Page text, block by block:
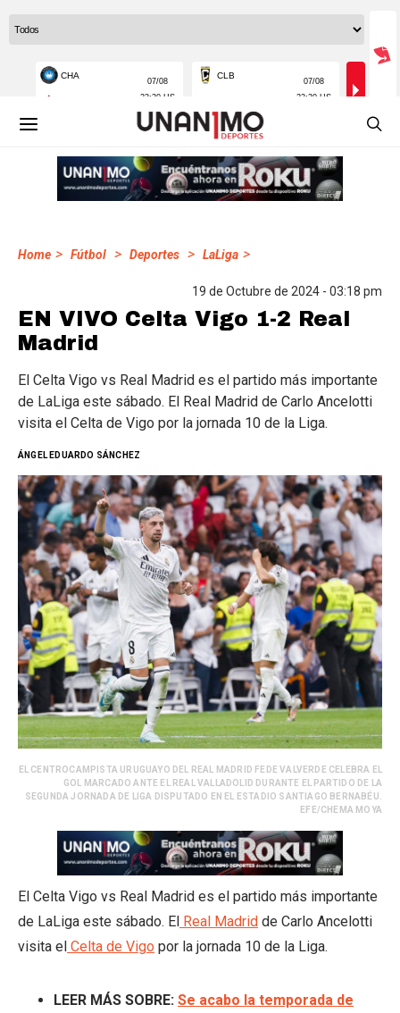
Home > Fútbol > Deportes > LaLiga >
19 de Octubre de 2024 - 03:18 pm
EN VIVO Celta Vigo 1-2 Real
Madrid
El Celta Vigo vs Real Madrid es el partido más importante
de LaLiga este sábado. El Real Madrid de Carlo Ancelotti
visita el Celta de Vigo por la jornada 10 de la Liga.
ÁNGEL EDUARDO SÁNCHEZ
EL CENTROCAMPISTA URUGUAYO DEL REAL MADRID FEDE VALVERDE CELEBRA EL
GOL MARCADO ANTE EL REAL VALLADOLID DURANTE EL PARTIDO DE LA
SEGUNDA JORNADA DE LIGA DISPUTADO EN EL ESTADIO SANTIAGO BERNABÉU.
EFE/CHEMA MOYA
El Celta Vigo vs Real Madrid es el partido más importante
de LaLiga este sábado. El Real Madrid de Carlo Ancelotti
visita el Celta de Vigo por la jornada 10 de la Liga.
LEER MÁS SOBRE: Se acabo la temporada de